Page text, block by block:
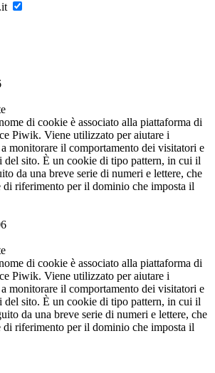
di cookie è associato alla piattaforma di
Piwik. Viene utilizzato per aiutare i
monitorare il comportamento dei visitatori e
del sito. È un cookie di tipo pattern, in cui il
da una breve serie di numeri e lettere, che
di riferimento per il dominio che imposta il
di cookie è associato alla piattaforma di
Piwik. Viene utilizzato per aiutare i
monitorare il comportamento dei visitatori e
del sito. È un cookie di tipo pattern, in cui il
da una breve serie di numeri e lettere, che
di riferimento per il dominio che imposta il